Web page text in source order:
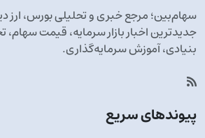
سهام‌بین؛ مرجع خبری و تحلیلی بورس، ارز
جدیدترین اخبار بازار سرمایه، قیمت سهام،
بنیادی، آموزش سرمایه‌گذاری.
پیوندهای سریع